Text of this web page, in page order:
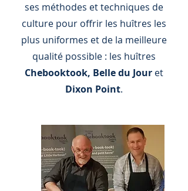
ses méthodes et techniques de
culture pour offrir les huîtres les
plus uniformes et de la meilleure
qualité possible : les huîtres
Chebooktook, Belle du Jouret
Dixon Point.